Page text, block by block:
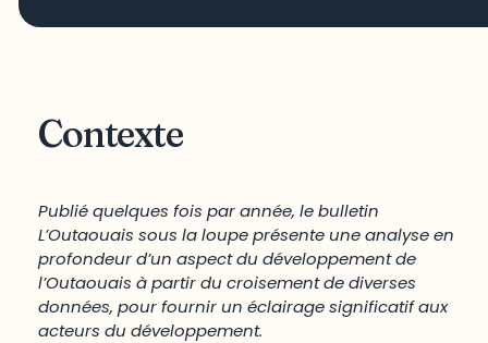
Contexte
Publié quelques fois par année, le bulletin
L’Outaouais sous la loupe présente une analyse en
profondeur d’un aspect du développement de
l’Outaouais à partir du croisement de diverses
données, pour fournir un éclairage significatif aux
acteurs du développement.